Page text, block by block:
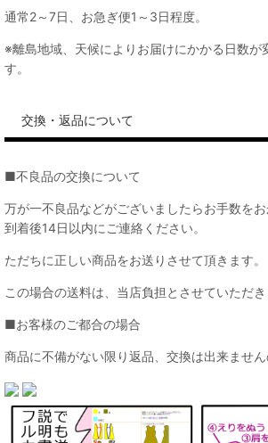
通常2～7日、お急ぎ便1～3日程度。
※離島地域、天候によりお届けにかかる日数が
す。
交換・返品について
■不良品の交換について
万が一不良品などがございましたらお手数を
到着後14日以内にご連絡ください。
ただちに正しい商品をお送りさせて頂きます。
この場合の送料は、当店負担とさせていただき
■お客様のご都合の場合
商品に不備がない限り返品、交換は出来ません